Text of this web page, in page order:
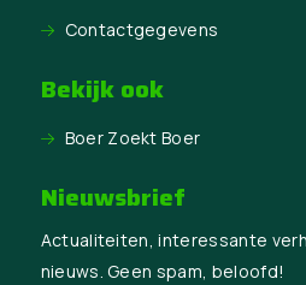
Contactgegevens
Bekijk ook
Boer Zoekt Boer
Nieuwsbrief
Actualiteiten, interessante
nieuws. Geen spam, beloofd!